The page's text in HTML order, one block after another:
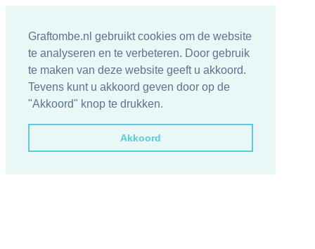
Graftombe.nl gebruikt cookies om de website
te analyseren en te verbeteren. Door gebruik
te maken van deze website geeft u akkoord.
Tevens kunt u akkoord geven door op de
"Akkoord" knop te drukken.
Akkoord